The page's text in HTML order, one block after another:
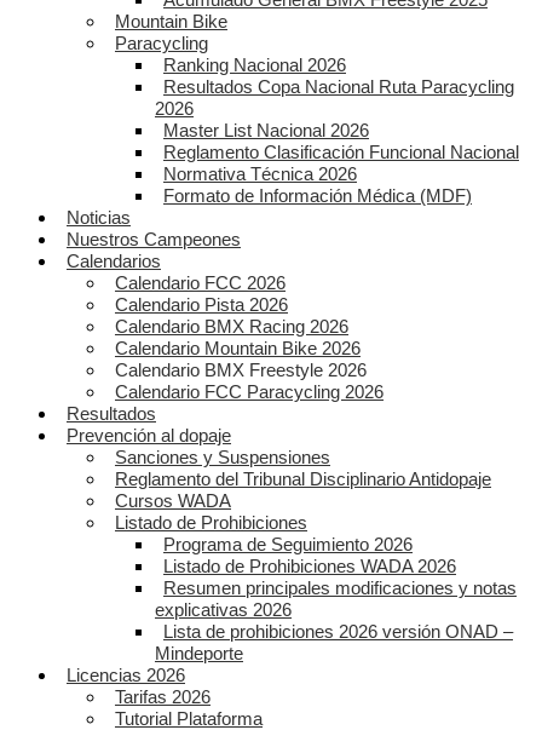
Mountain Bike
Paracycling
Ranking Nacional 2026
Resultados Copa Nacional Ruta Paracycling
2026
Master List Nacional 2026
Reglamento Clasificación Funcional Nacional
Normativa Técnica 2026
Formato de Información Médica (MDF)
Noticias
Nuestros Campeones
Calendarios
Calendario FCC 2026
Calendario Pista 2026
Calendario BMX Racing 2026
Calendario Mountain Bike 2026
Calendario BMX Freestyle 2026
Calendario FCC Paracycling 2026
Resultados
Prevención al dopaje
Sanciones y Suspensiones
Reglamento del Tribunal Disciplinario Antidopaje
Cursos WADA
Listado de Prohibiciones
Programa de Seguimiento 2026
Listado de Prohibiciones WADA 2026
Resumen principales modificaciones y notas
explicativas 2026
Lista de prohibiciones 2026 versión ONAD –
Mindeporte
Licencias 2026
Tarifas 2026
Tutorial Plataforma